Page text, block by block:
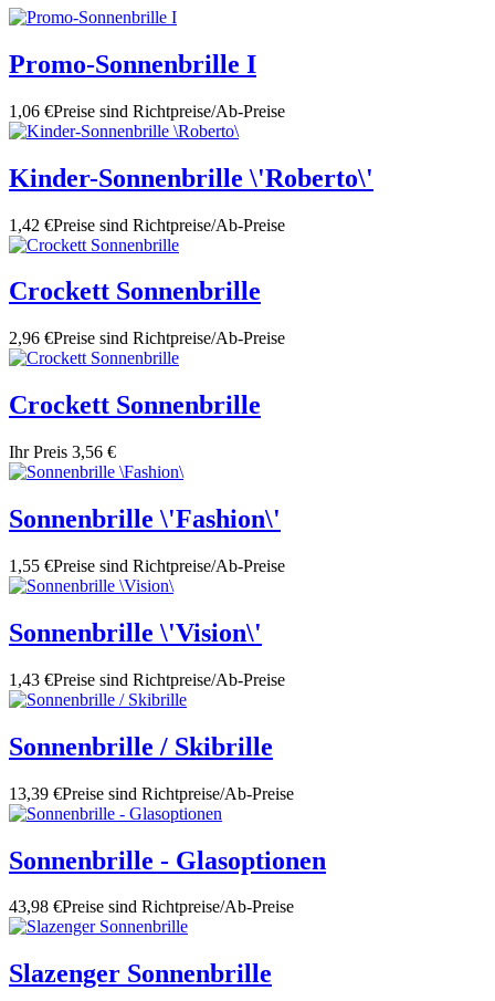
Promo-Sonnenbrille I
1,06 €Preise sind Richtpreise/Ab-Preise
Kinder-Sonnenbrille \'Roberto\'
1,42 €Preise sind Richtpreise/Ab-Preise
Crockett Sonnenbrille
2,96 €Preise sind Richtpreise/Ab-Preise
Crockett Sonnenbrille
Ihr Preis 3,56 €
Sonnenbrille \'Fashion\'
1,55 €Preise sind Richtpreise/Ab-Preise
Sonnenbrille \'Vision\'
1,43 €Preise sind Richtpreise/Ab-Preise
Sonnenbrille / Skibrille
13,39 €Preise sind Richtpreise/Ab-Preise
Sonnenbrille - Glasoptionen
43,98 €Preise sind Richtpreise/Ab-Preise
Slazenger Sonnenbrille